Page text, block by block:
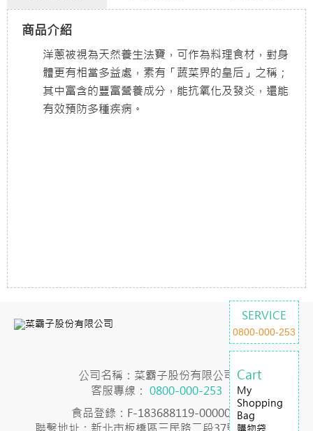
商品介紹
洋蔥被視為天然養生法寶，可作為料理食材，對身
體更有相當多益處，素有「蔬菜界的皇后」之稱；
其中富含的豐富營養成分，能抗氧化及發炎，還能
有效預防多種疾病。
SERVICE
0800-000-253
Cart
My
Shopping
Bag
購物袋
公司名稱：菜霸子股份有限公司
客服專線： 0800-000-253
食品登錄：F-183688119-00000-7
聯繫地址：新北市板橋區三民路二段37號23樓之2